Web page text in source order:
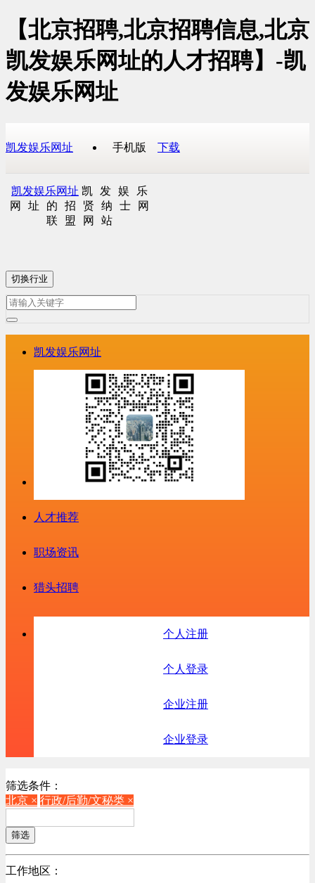
【北京招聘,北京招聘信息,北京
凯发娱乐网址的人才招聘】-凯
发娱乐网址
凯发娱乐网址 手机版 下载
凯发娱乐网址 凯发娱乐
网址的招贤纳士网
联盟网站
切换行业
凯发娱乐网址
人才推荐
职场资讯
猎头招聘
个人注册
个人登录
企业注册
企业登录
筛选条件：
北京 × 行政/后勤/文秘类 ×
筛选
工作地区：